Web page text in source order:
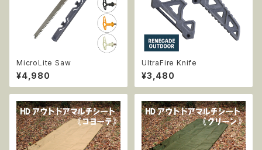
MicroLite Saw
¥4,980
UltraFire Knife
¥3,480